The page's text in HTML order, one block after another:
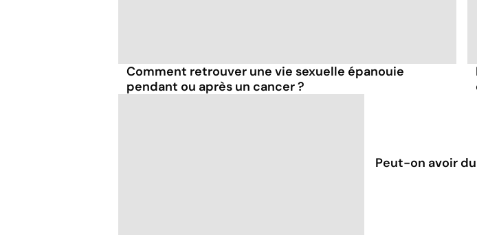
Comment retrouver une vie sexuelle épanouie
pendant ou après un cancer ?
Peut-on avoir